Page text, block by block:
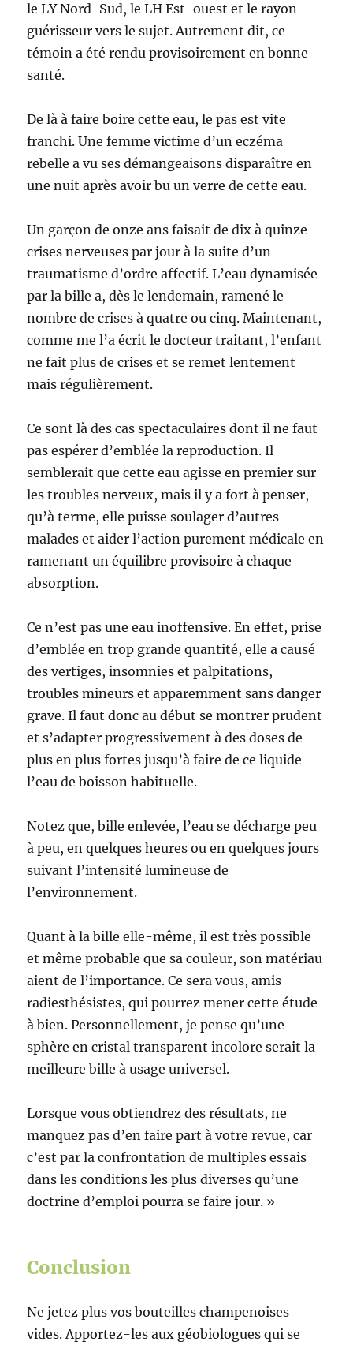
le LY Nord-Sud, le LH Est-ouest et le rayon
guérisseur vers le sujet. Autrement dit, ce
témoin a été rendu provisoirement en bonne
santé.
De là à faire boire cette eau, le pas est vite
franchi. Une femme victime d’un eczéma
rebelle a vu ses démangeaisons disparaître en
une nuit après avoir bu un verre de cette eau.
Un garçon de onze ans faisait de dix à quinze
crises nerveuses par jour à la suite d’un
traumatisme d’ordre affectif. L’eau dynamisée
par la bille a, dès le lendemain, ramené le
nombre de crises à quatre ou cinq. Maintenant,
comme me l’a écrit le docteur traitant, l’enfant
ne fait plus de crises et se remet lentement
mais régulièrement.
Ce sont là des cas spectaculaires dont il ne faut
pas espérer d’emblée la reproduction. Il
semblerait que cette eau agisse en premier sur
les troubles nerveux, mais il y a fort à penser,
qu’à terme, elle puisse soulager d’autres
malades et aider l’action purement médicale en
ramenant un équilibre provisoire à chaque
absorption.
Ce n’est pas une eau inoffensive. En effet, prise
d’emblée en trop grande quantité, elle a causé
des vertiges, insomnies et palpitations,
troubles mineurs et apparemment sans danger
grave. Il faut donc au début se montrer prudent
et s’adapter progressivement à des doses de
plus en plus fortes jusqu’à faire de ce liquide
l’eau de boisson habituelle.
Notez que, bille enlevée, l’eau se décharge peu
à peu, en quelques heures ou en quelques jours
suivant l’intensité lumineuse de
l’environnement.
Quant à la bille elle-même, il est très possible
et même probable que sa couleur, son matériau
aient de l’importance. Ce sera vous, amis
radiesthésistes, qui pourrez mener cette étude
à bien. Personnellement, je pense qu’une
sphère en cristal transparent incolore serait la
meilleure bille à usage universel.
Lorsque vous obtiendrez des résultats, ne
manquez pas d’en faire part à votre revue, car
c’est par la confrontation de multiples essais
dans les conditions les plus diverses qu’une
doctrine d’emploi pourra se faire jour. »
Conclusion
Ne jetez plus vos bouteilles champenoises
vides. Apportez-les aux géobiologues qui se